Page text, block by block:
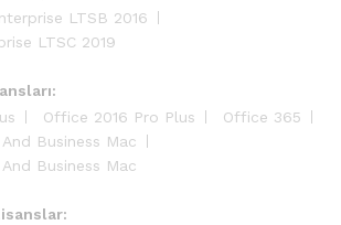
LTSB 2016
LTSC 2019
Office 2016 Pro Plus
Office 365
Business Mac
Business Mac